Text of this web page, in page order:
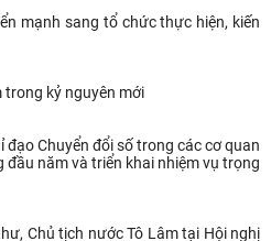
mạnh sang tổ chức thực hiện, kiến
trong kỷ nguyên mới
đạo Chuyển đổi số trong các cơ quan
năm và triển khai nhiệm vụ trọng
Chủ tịch nước Tô Lâm tại Hội nghị
tế với chủ đề: "Hồ Chí Minh và
trị
về lợi ích, nguyên tắc, bản chất,
tập trung xử lý các điểm nghẽn về
Đảng